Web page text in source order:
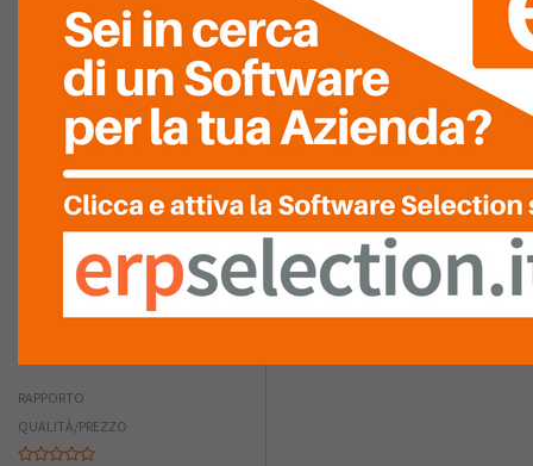
RIASSUNTO PUNTEGGIO
FACILITÀ D'USO
COMPLETEZZA
FACILITÀ DI
RAPPORTO
QUALITÀ/PREZZO